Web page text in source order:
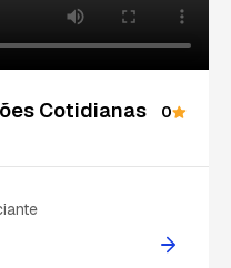
Cotidianas
0